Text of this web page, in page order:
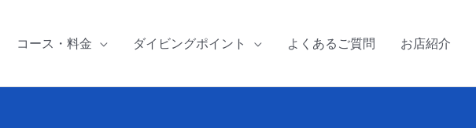
コース・料金 ダイビングポイント よくあるご質問 お店紹介